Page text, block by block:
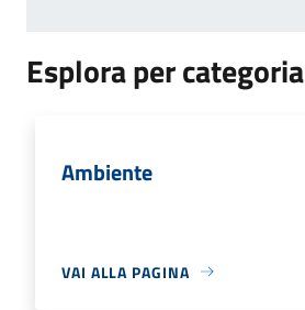
Esplora per categoria
Ambiente
VAI ALLA PAGINA